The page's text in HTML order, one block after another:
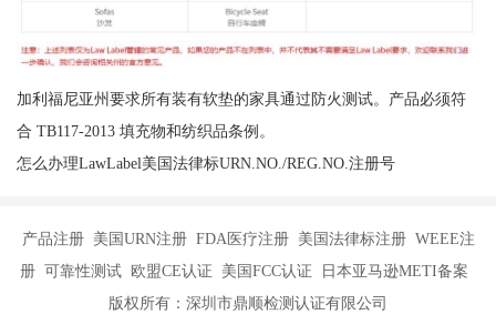
加利福尼亚州要求所有装有软垫的家具通过防火测试。产品必须符
合 TB117-2013 填充物和纺织品条例。
怎么办理LawLabel美国法律标URN.NO./REG.NO.注册号
产品注册 美国URN注册 FDA医疗注册 美国法律标注册 WEEE注
册 可靠性测试 欧盟CE认证 美国FCC认证 日本亚马逊METI备案
版权所有：深圳市鼎顺检测认证有限公司